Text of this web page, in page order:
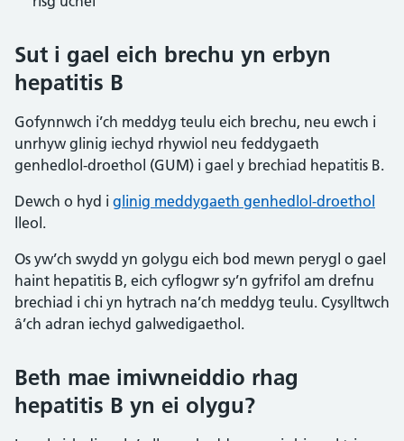
Sut i gael eich brechu yn erbyn
hepatitis B
Gofynnwch i’ch meddyg teulu eich brechu, neu ewch i
unrhyw glinig iechyd rhywiol neu feddygaeth
genhedlol-droethol (GUM) i gael y brechiad hepatitis B.
Dewch o hyd i glinig meddygaeth genhedlol-droethol
lleol.
Os yw’ch swydd yn golygu eich bod mewn perygl o gael
haint hepatitis B, eich cyflogwr sy’n gyfrifol am drefnu
brechiad i chi yn hytrach na’ch meddyg teulu. Cysylltwch
â’ch adran iechyd galwedigaethol.
Beth mae imiwneiddio rhag
hepatitis B yn ei olygu?